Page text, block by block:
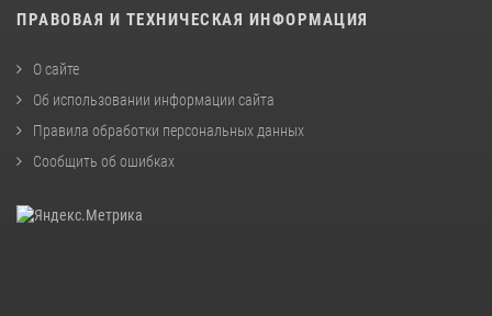
ПРАВОВАЯ И ТЕХНИЧЕСКАЯ ИНФОРМАЦИЯ
О сайте
Об использовании информации сайта
Правила обработки персональных данных
Сообщить об ошибках